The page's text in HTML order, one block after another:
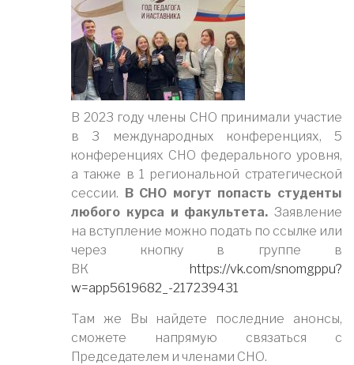
В 2023 году члены СНО принимали участие
в 3 международных конференциях, 5
конференциях СНО федерального уровня,
а также в 1 региональной стратегической
сессии. В СНО могут попасть студенты
любого курса и факультета. Заявление
на вступление можно подать по ссылке или
через кнопку в группе в
ВК https://vk.com/snomgppu?
w=app5619682_-217239431
Там же Вы найдете последние анонсы,
сможете напрямую связаться с
Председателем и членами СНО.